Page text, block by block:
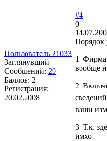
Пользователь 21033
Заглянувший
Сообщений: 20
Баллов: 2
Регистрация:
20.02.2008
#4
0
Порядок
1. Фирма
вообще
2.
ваши
3. Т.к.
имхо